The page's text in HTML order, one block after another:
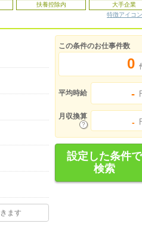
扶養控除内
大手企業
特徴アイコ
この条件のお仕事件数
0
平均時給 -
月収換算
-
設定した条件で
検索